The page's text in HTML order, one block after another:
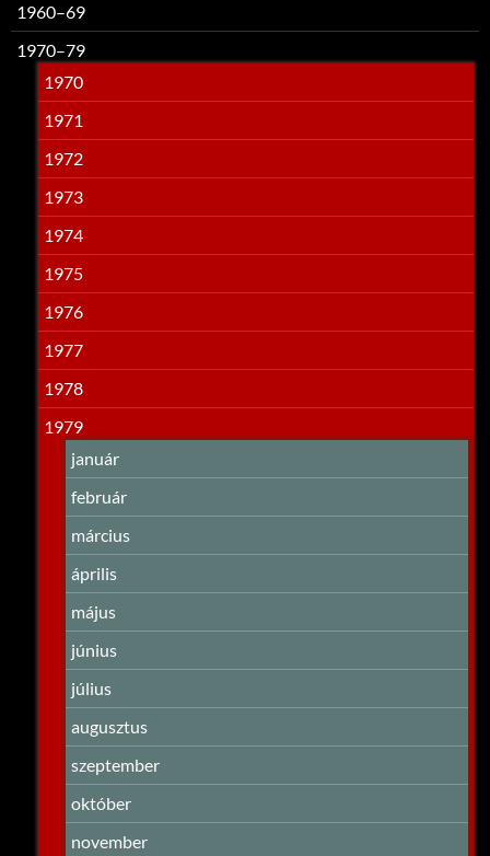
1960–69
1970–79
1970
1971
1972
1973
1974
1975
1976
1977
1978
1979
január
február
március
április
május
június
július
augusztus
szeptember
október
november